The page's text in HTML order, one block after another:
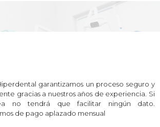
garantizamos un proceso seguro y
gracias a nuestros años de experiencia. Si
no tendrá que facilitar ningún dato.
de pago aplazado mensual